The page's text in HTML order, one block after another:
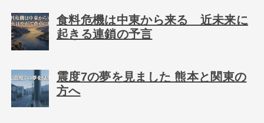
食料危機は中東から来る 近未来に
起きる連鎖の予言
震度7の夢を見ました 熊本と関東の
方へ